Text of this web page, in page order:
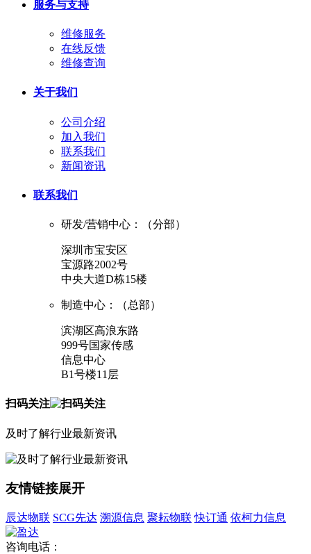
服务与支持
维修服务
在线反馈
维修查询
关于我们
公司介绍
加入我们
联系我们
新闻资讯
联系我们
研发/营销中心：（分部）
深圳市宝安区
宝源路2002号
中央大道D栋15楼
制造中心：（总部）
滨湖区高浪东路
999号国家传感
信息中心
B1号楼11层
扫码关注
及时了解行业最新资讯
友情链接展开
辰达物联 SCG先达 溯源信息 聚耘物联 快订通 依柯力信息
咨询电话：